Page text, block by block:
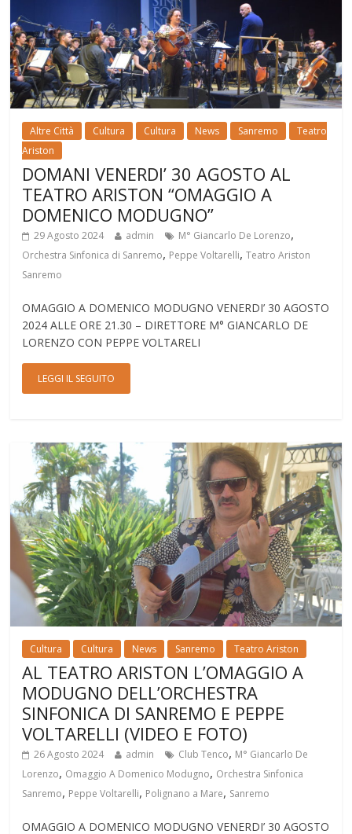
Altre Città Cultura Cultura News Sanremo
Teatro
Ariston
DOMANI VENERDI’ 30 AGOSTO AL
TEATRO ARISTON “OMAGGIO A
DOMENICO MODUGNO”
29 Agosto 2024 admin M° Giancarlo De Lorenzo,
Orchestra Sinfonica di Sanremo, Peppe Voltarelli,Teatro Ariston
Sanremo
OMAGGIO A DOMENICO MODUGNO VENERDI’ 30 AGOSTO
2024 ALLE ORE 21.30 – DIRETTORE M° GIANCARLO DE
LORENZO CON PEPPE VOLTARELI
LEGGI IL SEGUITO
Cultura Cultura News Sanremo Teatro Ariston
AL TEATRO ARISTON L’OMAGGIO A
MODUGNO DELL’ORCHESTRA
SINFONICA DI SANREMO E PEPPE
VOLTARELLI (VIDEO E FOTO)
26 Agosto 2024 admin Club Tenco, M° Giancarlo De
Lorenzo, Omaggio A Domenico Modugno, Orchestra Sinfonica
Sanremo, Peppe Voltarelli, Polignano a Mare, Sanremo
OMAGGIO A DOMENICO MODUGNO VENERDI’ 30 AGOSTO